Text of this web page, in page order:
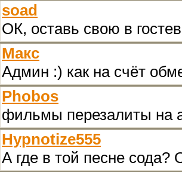
soad
ОК, оставь свою в
Макс
Админ :) как на счёт
Phobos
фильмы перезалиты на
Hypnotize555
А где в той песне сода?